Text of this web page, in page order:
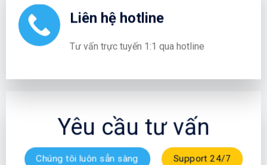
Yêu cầu tư vấn
Chúng tôi luôn sẳn sàng Support 24/7
Liên hệ hotline
Tư vấn trực tuyến 1:1 qua hotline